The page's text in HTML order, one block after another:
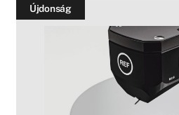
Újdonság